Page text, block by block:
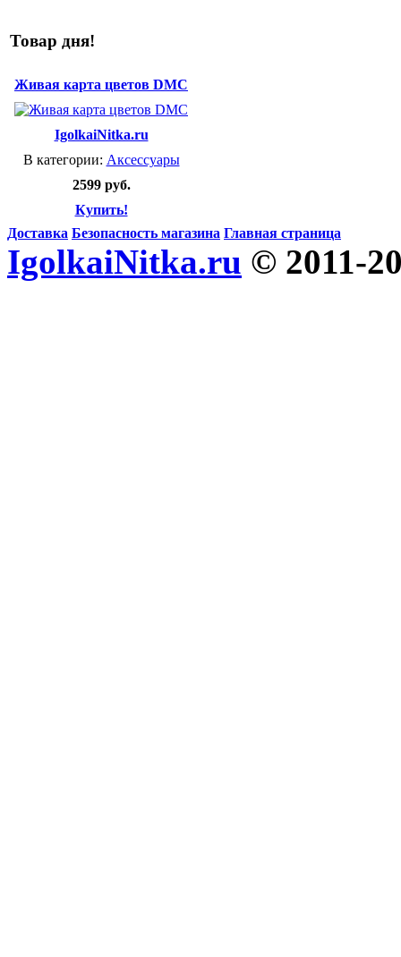
Товар дня!
Живая карта цветов DMC
IgolkaiNitka.ru
В категории: Аксессуары
2599 руб.
Купить!
Доставка Безопасность магазина Главная страница
IgolkaiNitka.ru © 2011-